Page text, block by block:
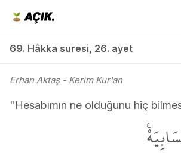
69. Hâkka suresi, 26. ayet
Erhan Aktaş- Kerim Kur'an
"Hesabımın ne olduğunu hiç